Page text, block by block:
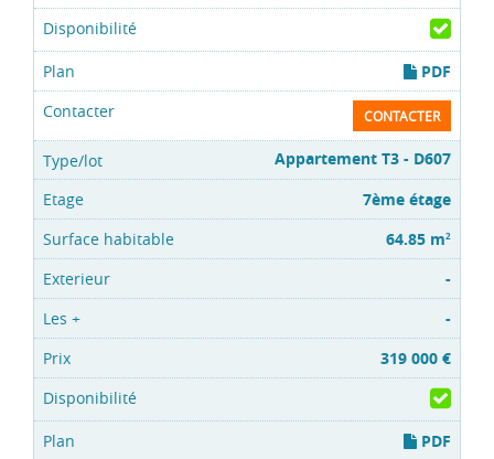
PDF
CONTACTER
Appartement T3 - D607
7ème étage
64.85 m2
-
-
319 000 €
PDF